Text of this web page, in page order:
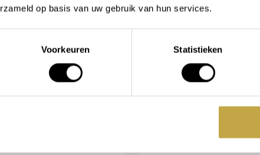
op basis van uw gebruik van hun services.
Voorkeuren Statistieken
met het
badbenodigdheden. U zet
haak hangt u eenvoudig